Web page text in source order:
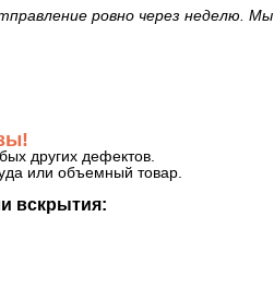
ровно через неделю. Мы
других дефектов.
или объемный товар.
вскрытия: